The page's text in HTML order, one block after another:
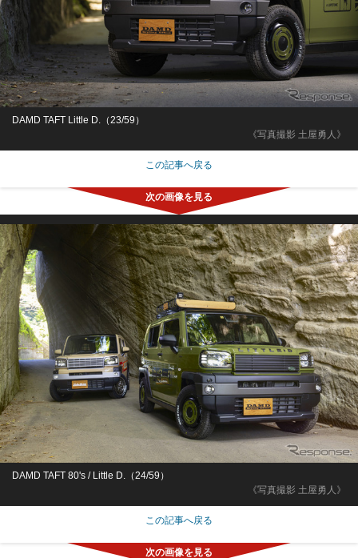
《写真撮影 土屋勇人》
DAMD TAFT Little D.（23/59）
この記事へ戻る
《写真撮影 土屋勇人》
DAMD TAFT 80's / Little D.（24/59）
この記事へ戻る